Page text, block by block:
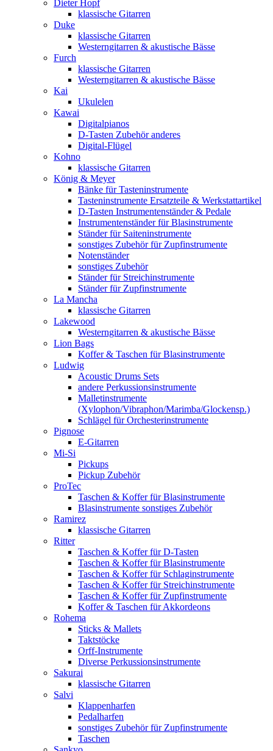
Dieter Hopf
klassische Gitarren
Duke
klassische Gitarren
Westerngitarren & akustische Bässe
Furch
klassische Gitarren
Westerngitarren & akustische Bässe
Kai
Ukulelen
Kawai
Digitalpianos
D-Tasten Zubehör anderes
Digital-Flügel
Kohno
klassische Gitarren
König & Meyer
Bänke für Tasteninstrumente
Tasteninstrumente Ersatzteile & Werkstattartikel
D-Tasten Instrumentenständer & Pedale
Instrumentenständer für Blasinstrumente
Ständer für Saiteninstrumente
sonstiges Zubehör für Zupfinstrumente
Notenständer
sonstiges Zubehör
Ständer für Streichinstrumente
Ständer für Zupfinstrumente
La Mancha
klassische Gitarren
Lakewood
Westerngitarren & akustische Bässe
Lion Bags
Koffer & Taschen für Blasinstrumente
Ludwig
Acoustic Drums Sets
andere Perkussionsinstrumente
Malletinstrumente
(Xylophon/Vibraphon/Marimba/Glockensp.)
Schlägel für Orchesterinstrumente
Pignose
E-Gitarren
Mi-Si
Pickups
Pickup Zubehör
ProTec
Taschen & Koffer für Blasinstrumente
Blasinstrumente sonstiges Zubehör
Ramirez
klassische Gitarren
Ritter
Taschen & Koffer für D-Tasten
Taschen & Koffer für Blasinstrumente
Taschen & Koffer für Schlaginstrumente
Taschen & Koffer für Streichinstrumente
Taschen & Koffer für Zupfinstrumente
Koffer & Taschen für Akkordeons
Rohema
Sticks & Mallets
Taktstöcke
Orff-Instrumente
Diverse Perkussionsinstrumente
Sakurai
klassische Gitarren
Salvi
Klappenharfen
Pedalharfen
sonstiges Zubehör für Zupfinstrumente
Taschen